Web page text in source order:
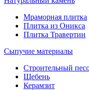
Мраморная плитка
Плитка из Оникса
Плитка Травертин
Сыпучие материалы
Строительный
Щебень
Керамзит